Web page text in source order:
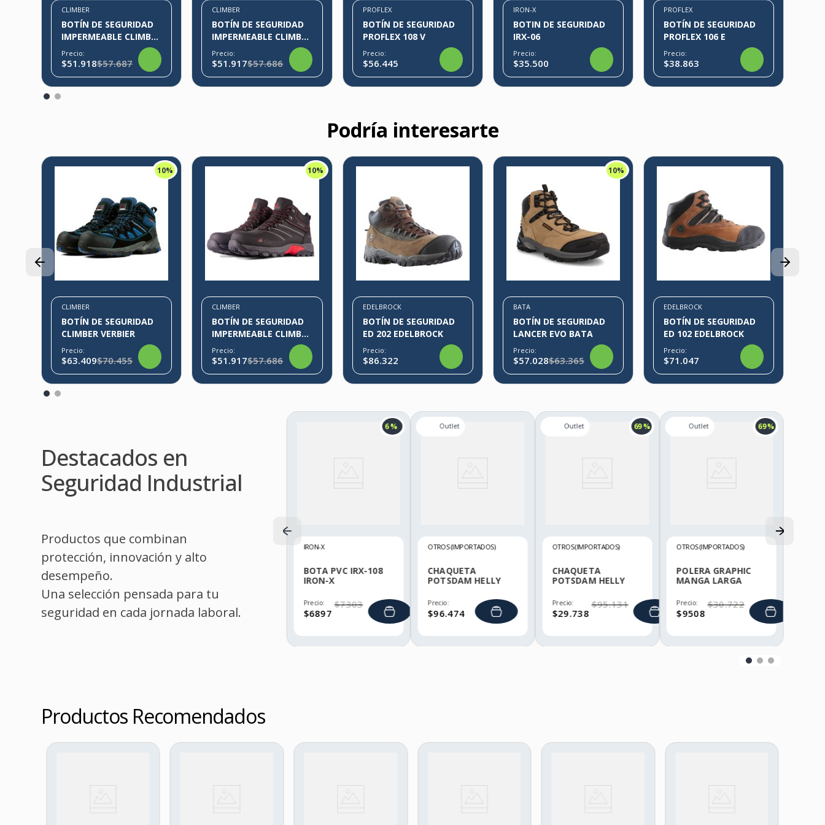
CLIMBER
BOTÍN DE SEGURIDAD
IMPERMEABLE CLIMBER
THORENS
Precio:
$51.918$57.687
CLIMBER
BOTÍN DE SEGURIDAD
IMPERMEABLE CLIMBER
THORENS NEGRO
Precio:
$51.917$57.686
PROFLEX
BOTÍN DE SEGURIDAD
PROFLEX 108 V
Precio:
$56.445
IRON-X
BOTIN DE SEGURIDAD
IRX-06
Precio:
$35.500
PROFLEX
BOTÍN DE SEGURIDAD
PROFLEX 106 E
Precio:
$38.863
Podría interesarte
10%
CLIMBER
BOTÍN DE SEGURIDAD
CLIMBER VERBIER
Precio:
$63.409$70.455
10%
CLIMBER
BOTÍN DE SEGURIDAD
IMPERMEABLE CLIMBER
THORENS NEGRO
Precio:
$51.917$57.686
EDELBROCK
BOTÍN DE SEGURIDAD
ED 202 EDELBROCK
Precio:
$86.322
10%
BATA
BOTÍN DE SEGURIDAD
LANCER EVO BATA
Precio:
$57.028$63.365
EDELBROCK
BOTÍN DE SEGURIDAD
ED 102 EDELBROCK
Precio:
$71.047
Destacados en
Seguridad Industrial
Productos que combinan
protección, innovación y alto
desempeño.
Una selección pensada para tu
seguridad en cada jornada laboral.
6 %
IRON-X
BOTA PVC IRX-108
IRON-X
Precio:
$6897
$7303
OTROS (IMPORTADOS)
CHAQUETA
POTSDAM HELLY
Precio:
$96.474
69 %
OTROS (IMPORTADOS)
CHAQUETA
POTSDAM HELLY
Precio:
$29.738
$95.131
69 %
OTROS (IMPORTADOS)
POLERA GRAPHIC
MANGA LARGA
Precio:
$9508
$30.722
Productos Recomendados